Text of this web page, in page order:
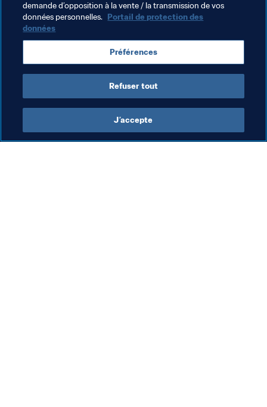
Germany Italy Mexico Netherlands
Senegal Spain Uruguay USA Wales
CAF UEFA Concacaf CONMEBOL
demande d’opposition à la vente / la transmission de vos
données personnelles. Portail de protection des
données
Préférences
Refuser tout
J’accepte